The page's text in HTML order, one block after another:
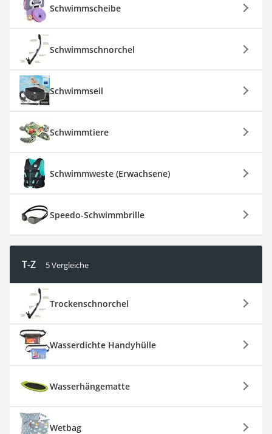
Schwimmscheibe
Schwimmschnorchel
Schwimmseil
Schwimmtiere
Schwimmweste (Erwachsene)
Speedo-Schwimmbrille
T-Z 5 Vergleiche
Trockenschnorchel
Wasserdichte Handyhülle
Wasserhängematte
Wetbag